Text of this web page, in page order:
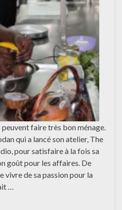
faire très bon ménage.
qui a lancé son atelier, The
pour satisfaire à la fois sa
goût pour les affaires. De
vivre de sa passion pour la
…